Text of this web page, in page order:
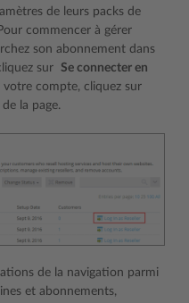
de leurs packs de
commencer à gérer
son abonnement dans
sur Se connecter en
votre compte, cliquez sur
la page.
de la navigation parmi
et abonnements,